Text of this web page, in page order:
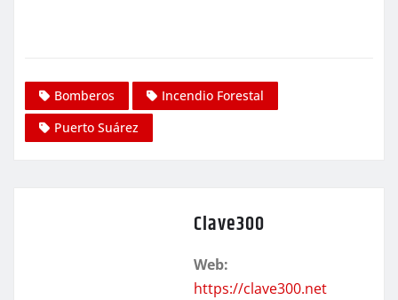
Bomberos
Incendio Forestal
Puerto Suárez
Clave300
Web:
https://clave300.net